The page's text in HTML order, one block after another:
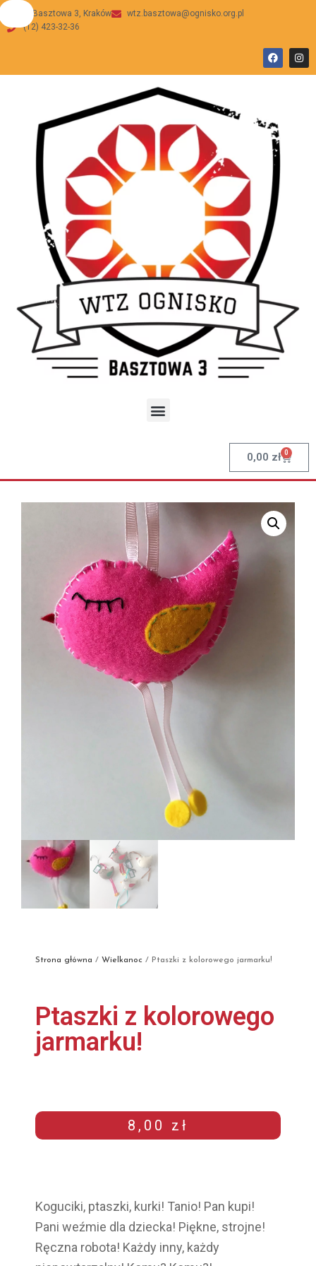
ul Basztowa 3, Kraków
wtz.basztowa@ognisko.org.pl
(12) 423-32-36
0,00 zł 0
Strona główna / Wielkanoc / Ptaszki z kolorowego jarmarku!
Ptaszki z kolorowego
jarmarku!
8,00 zł
Koguciki, ptaszki, kurki! Tanio! Pan kupi!
Pani weźmie dla dziecka! Piękne, strojne!
Ręczna robota! Każdy inny, każdy